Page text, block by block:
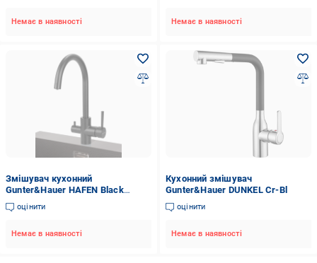
Немає в наявності Немає в наявності
Змішувач кухонний
Gunter&Hauer HAFEN Black
(7138)
оцінити
Немає в наявності
Кухонний змішувач
Gunter&Hauer DUNKEL Cr-Bl
оцінити
Немає в наявності